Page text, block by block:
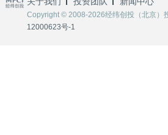
Copyright © 2008-2026经纬创投（北京）
12000623号-1